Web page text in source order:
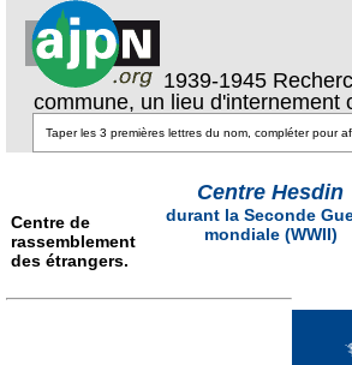
1939-1945
commune, un lieu d'internement
Centre de
rassemblement
des étrangers.
Centre Hesdin
durant la Seconde
mondiale (WWII)